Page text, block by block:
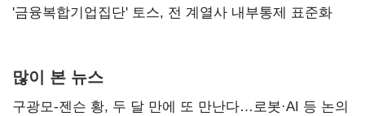
'금융복합기업집단' 토스, 전 계열사 내부통제 표준화
많이 본 뉴스
구광모-젠슨 황, 두 달 만에 또 만난다…로봇·AI 등 논의